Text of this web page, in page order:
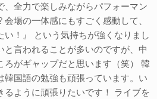
、全力で楽しみながらパフォーマン
場の一体感にもすごく感動して、
い！』 という気持ちが強くなりまし
と言われることが多いのですが、中
ろがギャップだと思います（笑） 韓
韓国語の勉強も頑張っています。い
るように頑張りたいです！ ライブを